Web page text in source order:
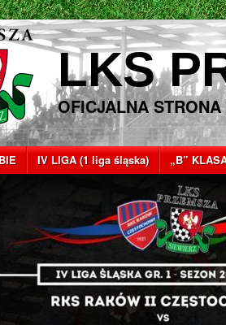
LKS
OFICJALNA
IV LIGA (1 liga śląska) „B”